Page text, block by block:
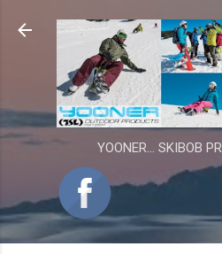
Přeskočit na
YOONER... SKIBOB